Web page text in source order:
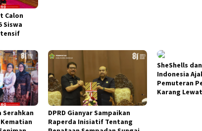
Calon
Siswa
Serahkan
DPRD Gianyar Sampaikan
Raperda Inisiatif Tentang
SheShells
Indonesia
Pemuteran
Karang